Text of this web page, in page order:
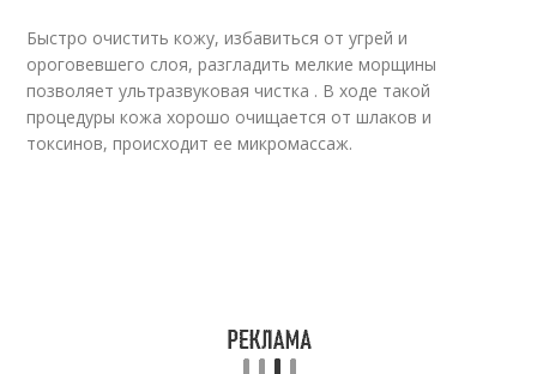
Быстро очистить кожу, избавиться от угрей и
ороговевшего слоя, разгладить мелкие морщины
позволяет ультразвуковая чистка . В ходе такой
процедуры кожа хорошо очищается от шлаков и
токсинов, происходит ее микромассаж.